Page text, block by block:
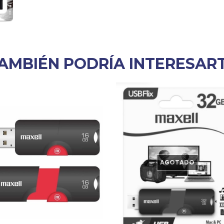
PODRÍA
AGOTADO